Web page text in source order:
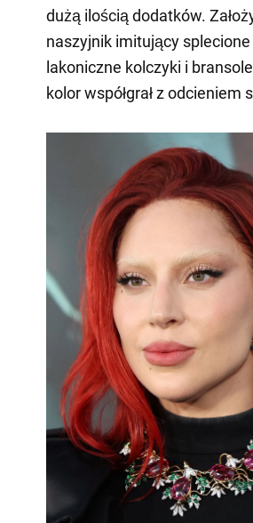
dużą ilością dodatków.
naszyjnik imitujący
lakoniczne kolczyki i
kolor współgrał z odcieniem